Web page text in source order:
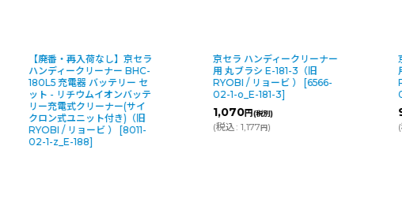
【廃番・再入荷なし】京セラ
ハンディークリーナー BHC-
180L5 充電器 バッテリー セ
ット - リチウムイオンバッテ
リー充電式クリーナー(サイ
クロン式ユニット付き)（旧
RYOBI / リョービ ） [8011-
02-1-z_E-188
京セラ ハンディークリーナー
用 丸ブラシ E-181-3（旧
RYOBI / リョービ ） [6566-
02-1-o_E-181-3
1,070円(税別)
(税込: 1,177円